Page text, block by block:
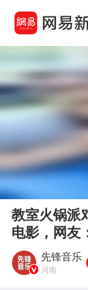
00:00
教室火锅派
电影，网友
忆
先锋音乐
河南